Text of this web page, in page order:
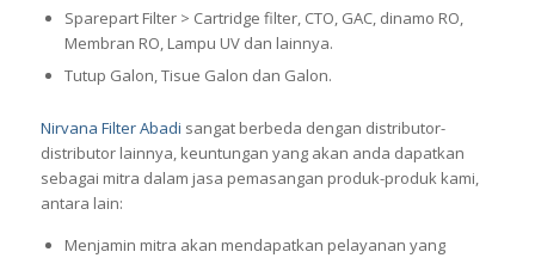
Sparepart Filter > Cartridge filter, CTO, GAC, dinamo RO,
Membran RO, Lampu UV dan lainnya.
Tutup Galon, Tisue Galon dan Galon.
Nirvana Filter Abadi sangat berbeda dengan distributor-
distributor lainnya, keuntungan yang akan anda dapatkan
sebagai mitra dalam jasa pemasangan produk-produk kami,
antara lain:
Menjamin mitra akan mendapatkan pelayanan yang